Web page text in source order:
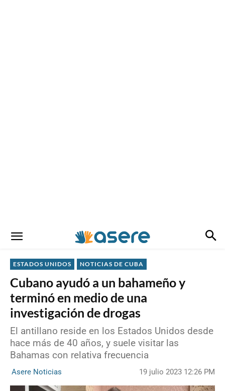
ESTADOS UNIDOS NOTICIAS DE CUBA
Cubano ayudó a un bahameño y
terminó en medio de una
investigación de drogas
El antillano reside en los Estados Unidos desde
hace más de 40 años, y suele visitar las
Bahamas con relativa frecuencia
Asere Noticias 19 julio 2023 12:26 PM